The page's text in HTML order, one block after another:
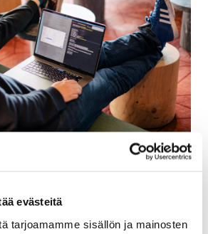
evästeitä
tarjoamamme sisällön ja mainosten